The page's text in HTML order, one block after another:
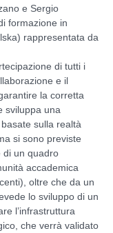
e Sergio
formazione in
rappresentata da
di tutti i
e il
la corretta
sviluppa una
sulla realtà
si sono previste
di un quadro
accademica
oltre che da un
lo sviluppo di un
l’infrastruttura
che verrà validato